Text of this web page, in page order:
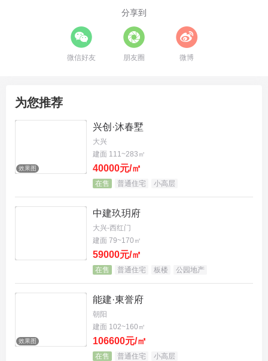
分享到
微信好友 朋友圈 微博
为您推荐
效果图
兴创·沐春墅
大兴
建面 111~283㎡
40000元/㎡
在售 普通住宅 小高层
中建玖玥府
大兴-西红门
建面 79~170㎡
59000元/㎡
在售 普通住宅 板楼 公园地产
效果图
能建·東誉府
朝阳
建面 102~160㎡
106600元/㎡
在售 普通住宅 小高层